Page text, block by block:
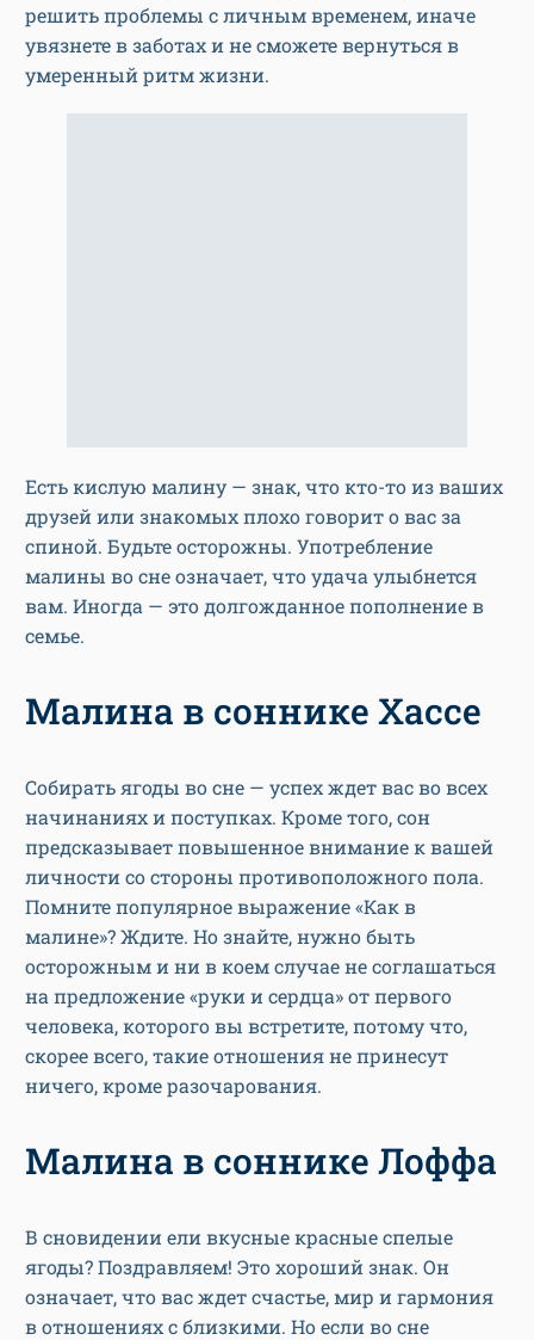
решить проблемы с личным временем, иначе
увязнете в заботах и не сможете вернуться в
умеренный ритм жизни.
Есть кислую малину — знак, что кто-то из ваших
друзей или знакомых плохо говорит о вас за
спиной. Будьте осторожны. Употребление
малины во сне означает, что удача улыбнется
вам. Иногда — это долгожданное пополнение в
семье.
Малина в соннике Хассе
Собирать ягоды во сне — успех ждет вас во всех
начинаниях и поступках. Кроме того, сон
предсказывает повышенное внимание к вашей
личности со стороны противоположного пола.
Помните популярное выражение «Как в
малине»? Ждите. Но знайте, нужно быть
осторожным и ни в коем случае не соглашаться
на предложение «руки и сердца» от первого
человека, которого вы встретите, потому что,
скорее всего, такие отношения не принесут
ничего, кроме разочарования.
Малина в соннике Лоффа
В сновидении ели вкусные красные спелые
ягоды? Поздравляем! Это хороший знак. Он
означает, что вас ждет счастье, мир и гармония
в отношениях с близкими. Но если во сне